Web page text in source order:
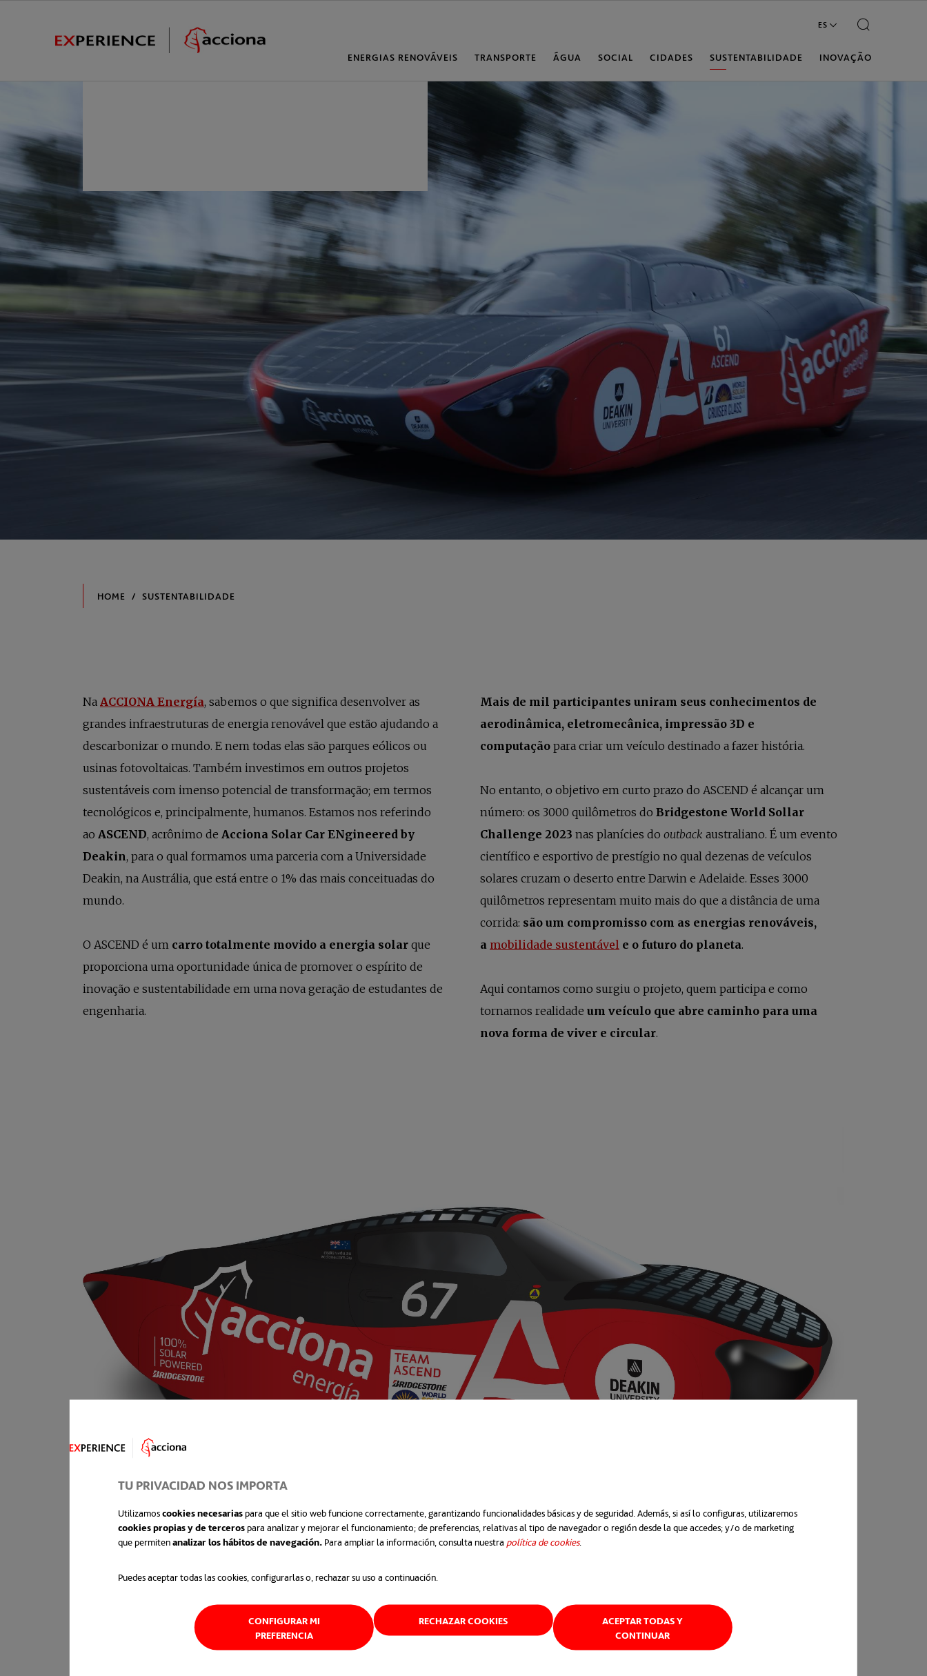
TU PRIVACIDAD NOS IMPORTA
Utilizamoscookies necesariaspara que el sitio web funcione correctamente, garantizando funcionalidades básicas y de seguridad. Además, si así lo configuras, utilizaremos
cookies propias y de tercerospara analizar y mejorar el funcionamiento; de preferencias, relativas al tipo de navegador o región desde la que accedes; y/o de marketing
que permitenanalizar los hábitos de navegación.Para ampliar la información, consulta nuestra política de cookiesabre em uma nova guia
.
Puedes aceptar todas las cookies, configurarlas o, rechazar su uso a continuación.
CONFIGURAR MI
PREFERENCIA
RECHAZAR COOKIES
ACEPTAR TODAS Y
CONTINUAR
Na ACCIONA Energía abre em uma nova guia
, sabemos o que significa desenvolver as
grandes infraestruturas de energia renovável que estão ajudando a
descarbonizar o mundo. E nem todas elas são parques eólicos ou
usinas fotovoltaicas. Também investimos em outros projetos
sustentáveis com imenso potencial de transformação; em termos
tecnológicos e, principalmente, humanos. Estamos nos referindo
ao ASCEND, acrônimo de Acciona Solar Car ENgineered by
Deakin, para o qual formamos uma parceria com a Universidade
Deakin, na Austrália, que está entre o 1% das mais conceituadas do
mundo.
O ASCEND é um carro totalmente movido a energia solar que
proporciona uma oportunidade única de promover o espírito de
inovação e sustentabilidade em uma nova geração de estudantes de
engenharia.
Mais de mil participantes uniram seus conhecimentos de
aerodinâmica, eletromecânica, impressão 3D e
computação para criar um veículo destinado a fazer história.
No entanto, o objetivo em curto prazo do ASCEND é alcançar um
número: os 3000 quilômetros do Bridgestone World Sollar
Challenge 2023 nas planícies do outback australiano. É um evento
científico e esportivo de prestígio no qual dezenas de veículos
solares cruzam o deserto entre Darwin e Adelaide. Esses 3000
quilômetros representam muito mais do que a distância de uma
corrida: são um compromisso com as energias renováveis,
a mobilidade sustentável abre em uma nova guia
e o futuro do planeta.
Aqui contamos como surgiu o projeto, quem participa e como
tornamos realidade um veículo que abre caminho para uma
nova forma de viver e circular.